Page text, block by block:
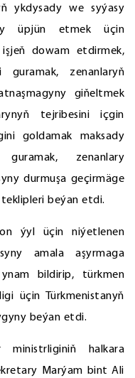
ykdysady we syýasy
üpjün etmek üçin
dowam etdirmek,
zenanlaryň
giňeltmek
tejribesini içgin
goldamak maksady
zenanlary
durmuşa geçirmäge
beýan etdi.
ýyl üçin niýetlenen
amala aşyrmaga
bildirip, türkmen
üçin Türkmenistanyň
beýan etdi.
halkara
Marýam bint Ali